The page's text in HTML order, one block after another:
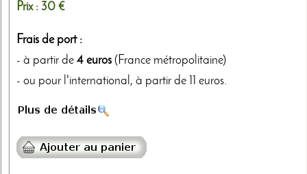
Prix : 30 €
Frais de port :
- à partir de 4 euros (France métropolitaine)
- ou pour l'international, à partir de 11 euros.